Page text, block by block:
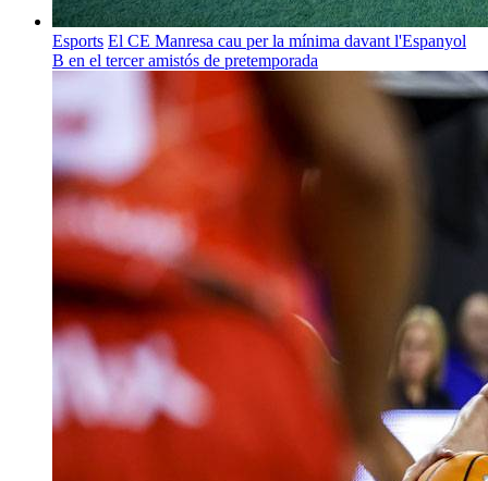
Esports El CE Manresa cau per la mínima davant l'Espanyol
B en el tercer amistós de pretemporada